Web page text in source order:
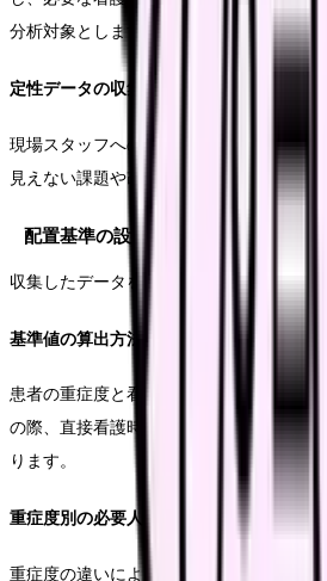
分析対象とします。
定性データの収集方法
現場スタッフへのヒアリングやアンケー
見えない課題や改善ニーズを把握します。
配置基準の設定プロセス
収集したデータを基に、適切な配置基準
基準値の算出方法
患者の重症度と看護必要度に応じた必要
の際、直接看護時間と間接業務時間の両
ります。
重症度別の必要人数算定
重症度の違いによる看護必要度の変化を